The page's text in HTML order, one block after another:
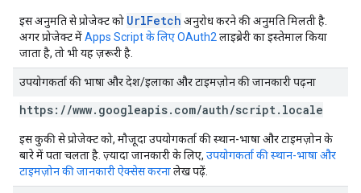
इस अनुमति से प्रोजेक्ट को UrlFetch अनुरोध करने की अनुमति मिलती है.
अगर प्रोजेक्ट मेंApps Script के लिए OAuth2 लाइब्रेरी का इस्तेमाल किया
जाता है, तो भी यह ज़रूरी है.
उपयोगकर्ता की भाषा और देश/इलाका और टाइमज़ोन की जानकारी पढ़ना
https: //www. googleapis. com/auth/script. locale
इस कुकी से प्रोजेक्ट को, मौजूदा उपयोगकर्ता की स्थान-भाषा और टाइमज़ोन के
बारे में पता चलता है. ज़्यादा जानकारी के लिए, उपयोगकर्ता की स्थान-भाषा और
टाइमज़ोन की जानकारी ऐक्सेस करनालेख पढ़ें.